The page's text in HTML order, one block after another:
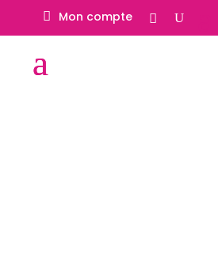
Mon compte